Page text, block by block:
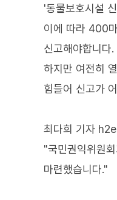
'동물보호시설
이에 따라 400
신고해야합니다.
하지만 여전히
힘들어 신고가
최다희 기자
"국민권익위원
마련했습니다."